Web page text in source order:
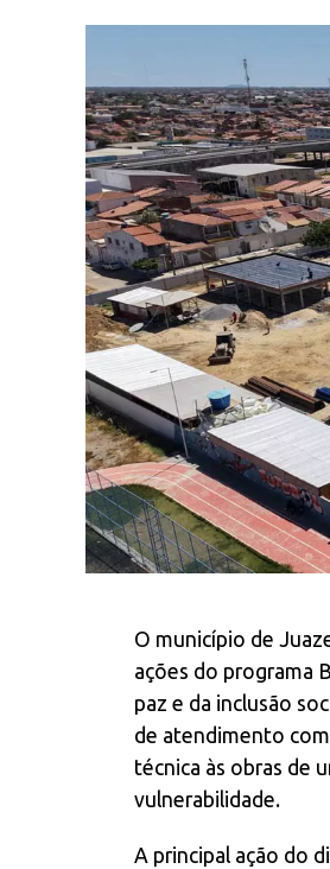
O município de
ações do programa
paz e da inclusão
de atendimento
técnica às obras de
vulnerabilidade.
A principal ação do